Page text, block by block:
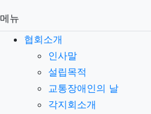
메뉴
협회소개
인사말
설립목적
교통장애인의 날
각지회소개